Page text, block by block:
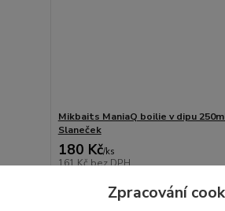
Mikbaits ManiaQ boilie v dipu
Slaneček
180 Kč/ks
161 Kčbez DPH
Přidat do
Zpracování